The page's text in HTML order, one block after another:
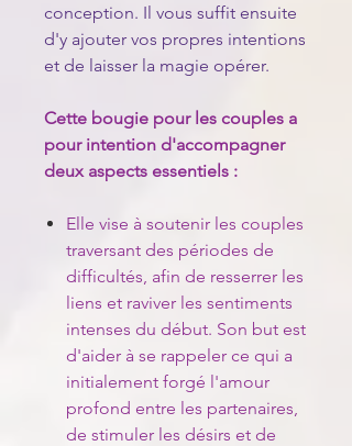
conception. Il vous suffit ensuite
d'y ajouter vos propres intentions
et de laisser la magie opérer.
Cette bougie pour les couples a
pour intention d'accompagner
deux aspects essentiels :
Elle vise à soutenir les couples
traversant des périodes de
difficultés, afin de resserrer les
liens et raviver les sentiments
intenses du début. Son but est
d'aider à se rappeler ce qui a
initialement forgé l'amour
profond entre les partenaires,
de stimuler les désirs et de